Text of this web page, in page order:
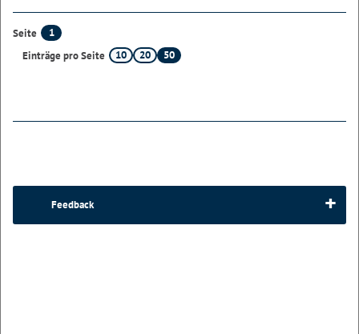
Seite
1
Einträge pro Seite
10 20 50
Feedback